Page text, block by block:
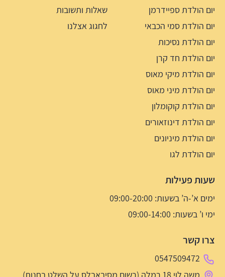
יום הולדת ספיידרמן
יום הולדת סמי הכבאי
יום הולדת נסיכות
יום הולדת חד קרן
יום הולדת מיקי מאוס
יום הולדת מיני מאוס
יום הולדת קוקומלון
יום הולדת דינוזאורים
יום הולדת מיניונים
יום הולדת לגו
שאלות ותשובות
לחגוג אצלנו
שעות פעילות
ימים א’-ה’ בשעות: 09:00-20:00
ימי ו’ בשעות: 09:00-14:00
צרו קשר
0547509472
משה לוי 18 רמלה (רשום מסיבאבלס על השלט בחנות)